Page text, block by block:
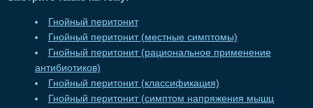
Гнойный перитонит
Гнойный перитонит (местные симптомы)
Гнойный перитонит (рациональное применение
антибиотиков)
Гнойный перитонит (классификация)
Гнойный перитонит (симптом напряжения мышц